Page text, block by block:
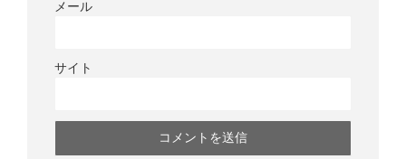
メール
サイト